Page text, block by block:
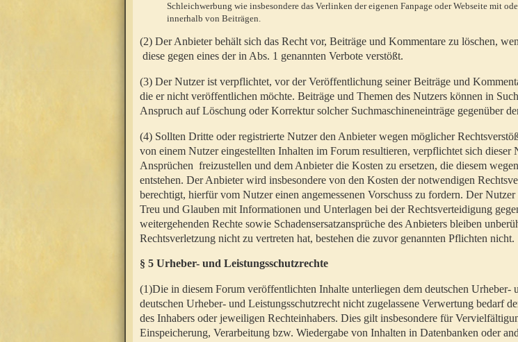
Schleichwerbung wie insbesondere das Verlinken der eigenen Fanpage oder Webseite mit
innerhalb von Beiträgen.
(2) Der Anbieter behält sich das Recht vor, Beiträge und Kommentare zu löschen,
diese gegen eines der in Abs. 1 genannten Verbote verstößt.
(3) Der Nutzer ist verpflichtet, vor der Veröffentlichung seiner Beiträge und
die er nicht veröffentlichen möchte. Beiträge und Themen des Nutzers können in
Anspruch auf Löschung oder Korrektur solcher Suchmaschineneinträge gegenüber
(4) Sollten Dritte oder registrierte Nutzer den Anbieter wegen möglicher
von einem Nutzer eingestellten Inhalten im Forum resultieren, verpflichtet sich dieser
Ansprüchen freizustellen und dem Anbieter die Kosten zu ersetzen, die diesem
entstehen. Der Anbieter wird insbesondere von den Kosten der notwendigen
berechtigt, hierfür vom Nutzer einen angemessenen Vorschuss zu fordern. Der
Treu und Glauben mit Informationen und Unterlagen bei der Rechtsverteidigung
weitergehenden Rechte sowie Schadensersatzansprüche des Anbieters bleiben
Rechtsverletzung nicht zu vertreten hat, bestehen die zuvor genannten Pflichten nicht.
§ 5 Urheber- und Leistungsschutzrechte
(1)Die in diesem Forum veröffentlichten Inhalte unterliegen dem deutschen Urheber-
deutschen Urheber- und Leistungsschutzrecht nicht zugelassene Verwertung bedarf
des Inhabers oder jeweiligen Rechteinhabers. Dies gilt insbesondere für
Einspeicherung, Verarbeitung bzw. Wiedergabe von Inhalten in Datenbanken oder